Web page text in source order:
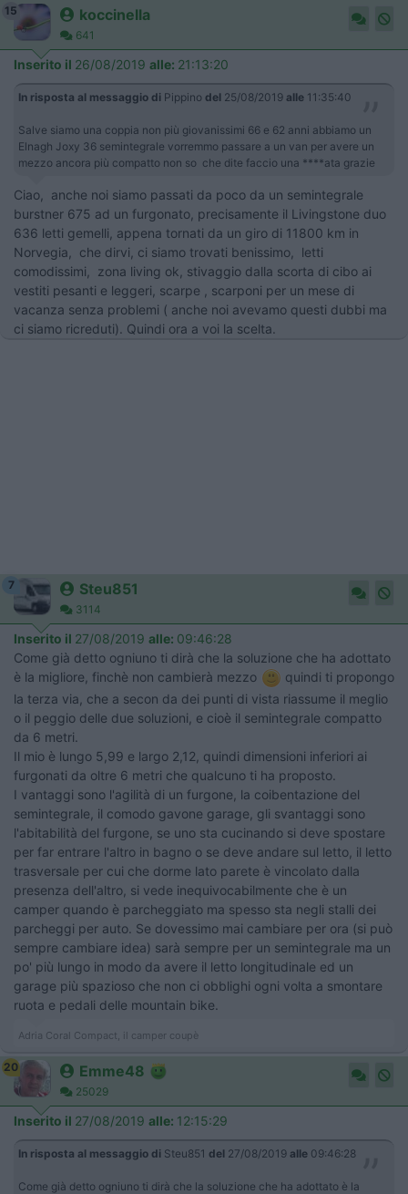
15 koccinella
641
Inserito il 26/08/2019 alle: 21:13:20
In risposta al messaggio di Pippino del 25/08/2019 alle 11:35:40
Salve siamo una coppia non più giovanissimi 66 e 62 anni abbiamo un
Elnagh Joxy 36 semintegrale vorremmo passare a un van per avere un
mezzo ancora più compatto non so che dite faccio una ****ata grazie
Ciao, anche noi siamo passati da poco da un semintegrale
burstner 675 ad un furgonato, precisamente il Livingstone duo
636 letti gemelli, appena tornati da un giro di 11800 km in
Norvegia, che dirvi, ci siamo trovati benissimo, letti
comodissimi, zona living ok, stivaggio dalla scorta di cibo ai
vestiti pesanti e leggeri, scarpe , scarponi per un mese di
vacanza senza problemi ( anche noi avevamo questi dubbi ma
ci siamo ricreduti). Quindi ora a voi la scelta.
7 Steu851
3114
Inserito il 27/08/2019 alle: 09:46:28
Come già detto ogniuno ti dirà che la soluzione che ha adottato
è la migliore, finchè non cambierà mezzo
quindi ti propongo
la terza via, che a secon da dei punti di vista riassume il meglio
o il peggio delle due soluzioni, e cioè il semintegrale compatto
da 6 metri.
Il mio è lungo 5,99 e largo 2,12, quindi dimensioni inferiori ai
furgonati da oltre 6 metri che qualcuno ti ha proposto.
I vantaggi sono l'agilità di un furgone, la coibentazione del
semintegrale, il comodo gavone garage, gli svantaggi sono
l'abitabilità del furgone, se uno sta cucinando si deve spostare
per far entrare l'altro in bagno o se deve andare sul letto, il letto
trasversale per cui che dorme lato parete è vincolato dalla
presenza dell'altro, si vede inequivocabilmente che è un
camper quando è parcheggiato ma spesso sta negli stalli dei
parcheggi per auto. Se dovessimo mai cambiare per ora (si può
sempre cambiare idea) sarà sempre per un semintegrale ma un
po' più lungo in modo da avere il letto longitudinale ed un
garage più spazioso che non ci obblighi ogni volta a smontare
ruota e pedali delle mountain bike.
Adria Coral Compact, il camper coupè
20 Emme48
25029
Inserito il 27/08/2019 alle: 12:15:29
In risposta al messaggio di Steu851 del 27/08/2019 alle 09:46:28
Come già detto ogniuno ti dirà che la soluzione che ha adottato è la